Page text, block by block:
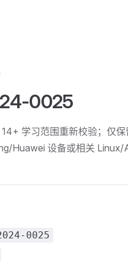
0025
学习范围重新校验；仅
Huawei 设备或相关 Linux/
0025